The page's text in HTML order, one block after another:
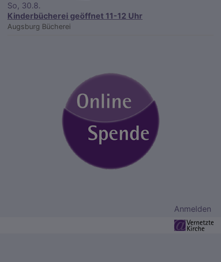
So, 30.8.
Kinderbücherei geöffnet 11-12 Uhr
Augsburg Bücherei
Anmelden